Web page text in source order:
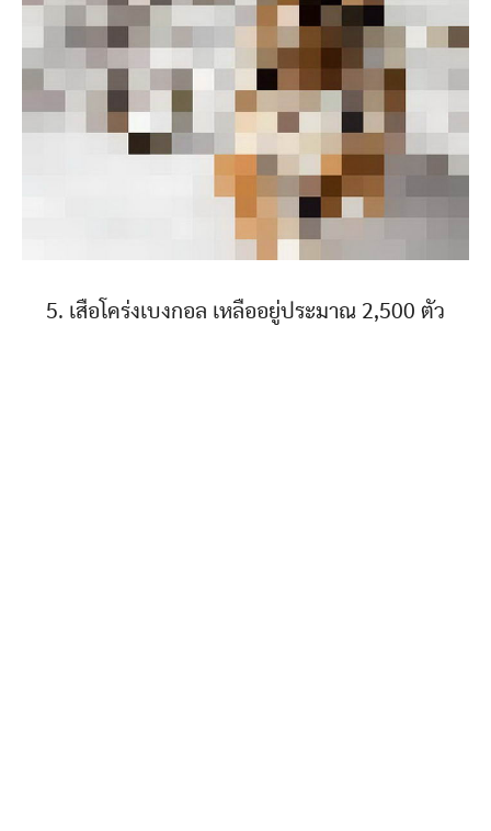
5. เสือโคร่งเบงกอล เหลืออยู่ประมาณ 2,500 ตัว